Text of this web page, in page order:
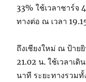
33% ใช้เวลาชาร์จ
ทางต่อ ณ เวลา
ถึงเชียงใหม่ ณ ป้าย
21.02 น. ใช้เวลาเ
นาที ระยะทางรวม